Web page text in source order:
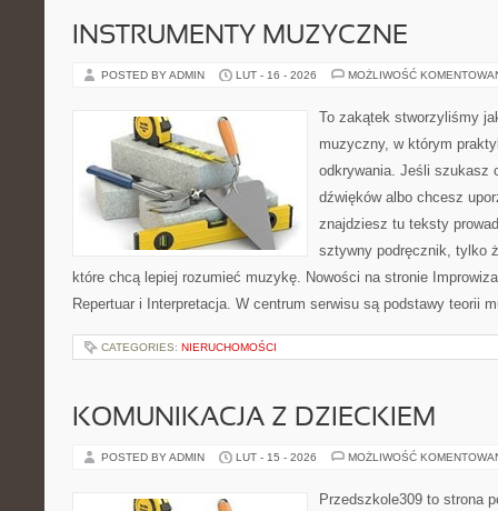
INSTRUMENTY MUZYCZNE
POSTED BY ADMIN LUT - 16 - 2026 MOŻLIWOŚĆ
To zakątek stworzyliśmy
muzyczny, w którym
odkrywania. Jeśli szukasz
dźwięków albo chcesz
znajdziesz tu teksty
sztywny podręcznik, tylko
które chcą lepiej rozumieć muzykę. Nowości na stronie
Repertuar i Interpretacja. W centrum serwisu są podstawy teorii
CATEGORIES: NIERUCHOMOŚCI
KOMUNIKACJA Z DZIECKIEM
POSTED BY ADMIN LUT - 15 - 2026 MOŻLIWOŚĆ
Przedszkole309 to strona